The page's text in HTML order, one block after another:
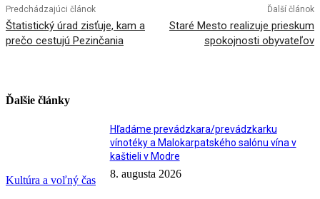
Predchádzajúci článok
Štatistický úrad zisťuje, kam a
prečo cestujú Pezinčania
Ďalší článok
Staré Mesto realizuje prieskum
spokojnosti obyvateľov
Ďalšie články
Kultúra a voľný čas
Hľadáme prevádzkara/prevádzkarku
vínotéky a Malokarpatského salónu vína v
kaštieli v Modre
8. augusta 2026